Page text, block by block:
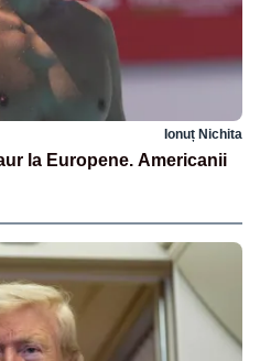
Ionuț Nichita
la Europene. Americanii